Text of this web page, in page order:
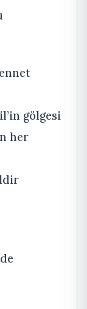
gölgesi
her